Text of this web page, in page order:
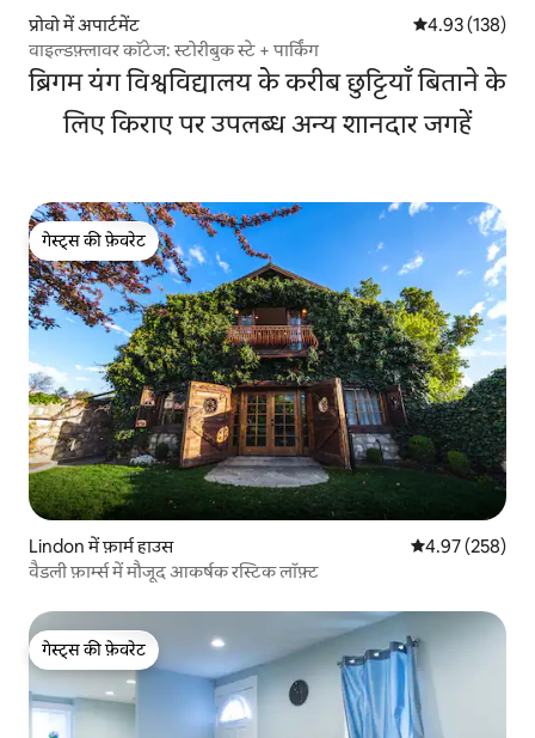
प्रोवो में अपार्टमेंट औसत रेटिंग 5 में से
4.93 (138)
वाइल्डफ़्लावर कॉटेज: स्टोरीबुक स्टे + पार्किंग
ब्रिगम यंग विश्वविद्यालय के करीब छुट्टियाँ बिताने के
लिए किराए पर उपलब्ध अन्य शानदार जगहें
गेस्ट्स की फ़ेवरेट
गेस्ट्स की फ़ेवरेट
Lindon में फ़ार्म हाउस औसत रेटिंग 5 में से
4.97 (258)
वैडली फ़ार्म्स में मौजूद आकर्षक रस्टिक लॉफ़्ट
गेस्ट्स की फ़ेवरेट
गेस्ट्स की फ़ेवरेट